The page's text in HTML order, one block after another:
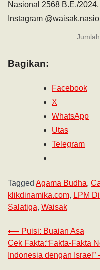
Nasional 2568 B.E./
Instagram
Bagikan:
Facebook
X
WhatsApp
Utas
Telegram
Tagged Agama Budha,
klikdinamika.com, LPM
Salatiga, Waisak
⟵ Puisi: Buaian Asa
Cek Fakta:“Fakta-Fakta
Indonesia dengan Israel”